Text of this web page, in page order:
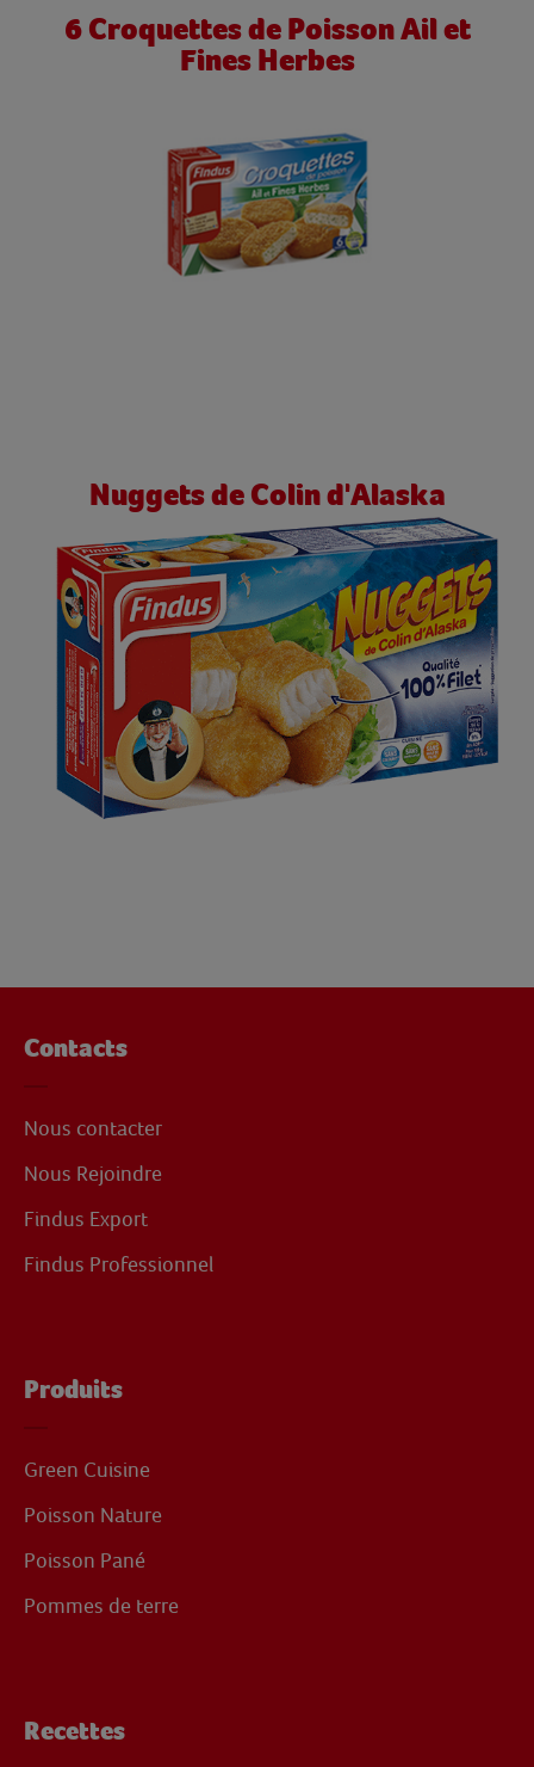
6 Croquettes de Poisson Ail et
Fines Herbes
Nuggets de Colin d'Alaska
Contacts
Nous contacter
Nous Rejoindre
Findus Export
Findus Professionnel
Produits
Green Cuisine
Poisson Nature
Poisson Pané
Pommes de terre
Recettes